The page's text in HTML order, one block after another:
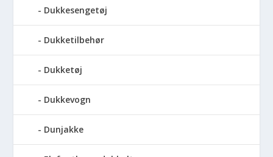
Dukkesengetøj
Dukketilbehør
Dukketøj
Dukkevogn
Dunjakke